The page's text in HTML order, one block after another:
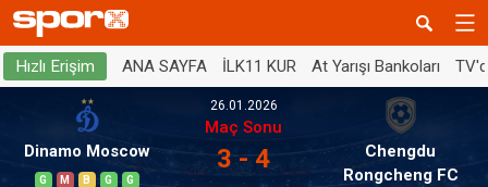
Hızlı Erişim ANA SAYFA İLK11 KUR At Yarışı Bankoları
Dinamo Moscow
G M B G G
26.01.2026
Maç Sonu
3 - 4
Chengdu
Rongcheng FC